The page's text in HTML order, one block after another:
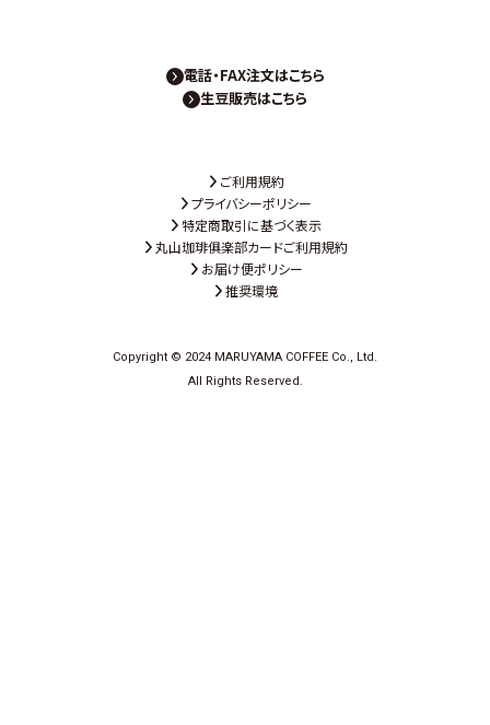
電話・FAX注文はこちら
生豆販売はこちら
ご利用規約
プライバシーポリシー
特定商取引に基づく表示
丸山珈琲俱楽部カードご利用規約
お届け便ポリシー
推奨環境
Copyright © 2024 MARUYAMA COFFEE Co., Ltd.
All Rights Reserved.